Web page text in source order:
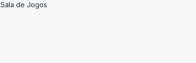
Sala de Jogos